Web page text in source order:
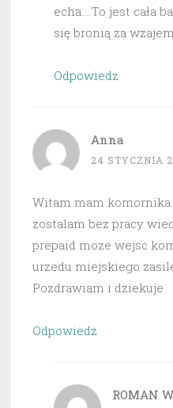
echa….To jest cała
się bronią za
Odpowiedz
Anna
24 STYCZNIA
Witam mam
zostalam bez pracy
prepaid moze wejsc
urzedu miejskiego
Pozdrawiam i dziekuje
Odpowiedz
ROMAN